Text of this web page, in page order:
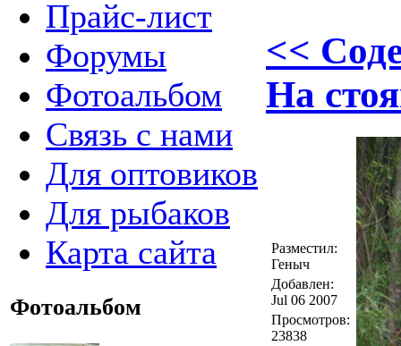
Прайс-лист
Форумы
Фотоальбом
Связь с нами
Для оптовиков
Для рыбаков
Карта сайта
Фотоальбом
<<
На
Разместил:
Геныч
Добавлен:
Jul 06 2007
Просмотров:
23838